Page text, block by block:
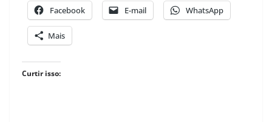
Facebook E-mail WhatsApp
Mais
Curtir isso: